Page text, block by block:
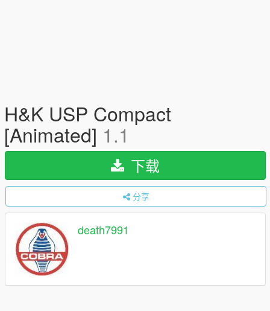
H&K USP Compact
[Animated] 1.1
下载
分享
death7991